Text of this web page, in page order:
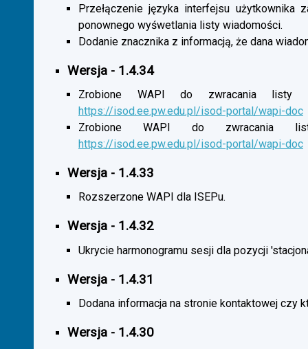
Przełączenie języka interfejsu użytkownika
ponownego wyśwetlania listy wiadomości.
Dodanie znacznika z informacją, że dana
Wersja - 1.4.34
Zrobione WAPI do zwracania listy
https://isod.ee.pw.edu.pl/isod-portal/wapi-doc
Zrobione WAPI do zwracania listy
https://isod.ee.pw.edu.pl/isod-portal/wapi-doc
Wersja - 1.4.33
Rozszerzone WAPI dla ISEPu.
Wersja - 1.4.32
Ukrycie harmonogramu sesji dla pozycji
Wersja - 1.4.31
Dodana informacja na stronie kontaktowej czy
Wersja - 1.4.30